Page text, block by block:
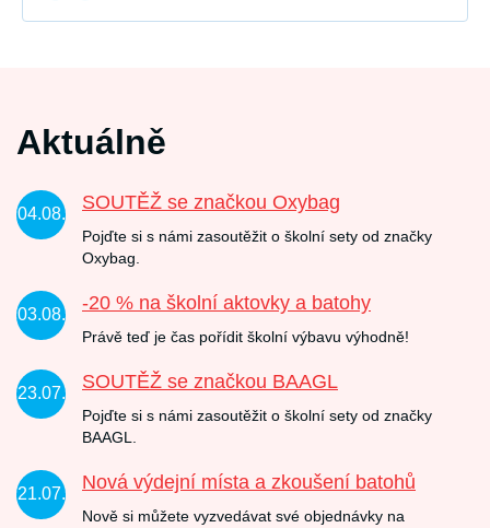
Aktuálně
04.08.
SOUTĚŽ se značkou Oxybag
Pojďte si s námi zasoutěžit o školní sety od značky
Oxybag.
03.08.
-20 % na školní aktovky a batohy
Právě teď je čas pořídit školní výbavu výhodně!
23.07.
SOUTĚŽ se značkou BAAGL
Pojďte si s námi zasoutěžit o školní sety od značky
BAAGL.
21.07.
Nová výdejní místa a zkoušení batohů
Nově si můžete vyzvedávat své objednávky na